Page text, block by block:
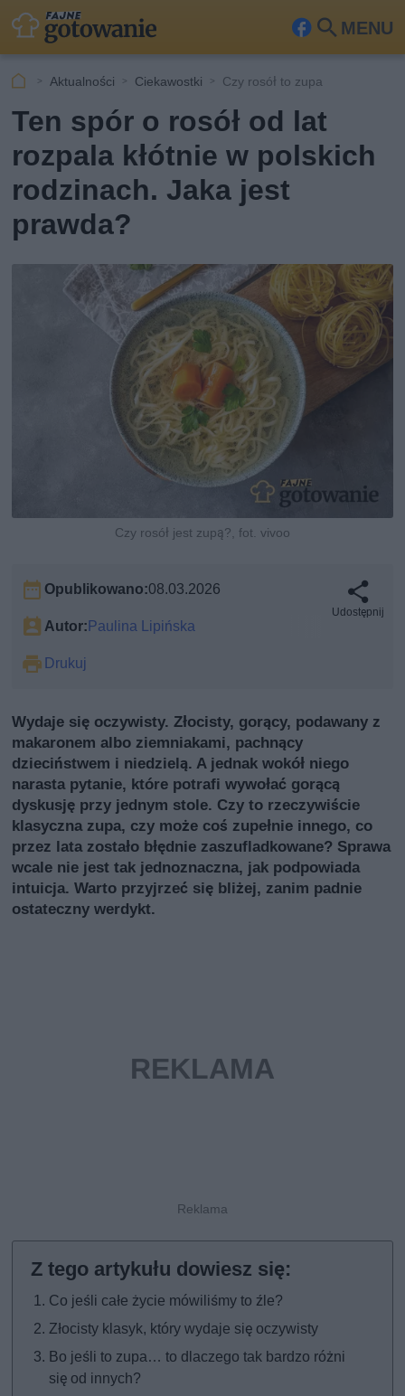
MENU
Fa
ook
Szu
Aktualności Ciekawostki Czy rosół to zupa
Ten spór o rosół od lat
rozpala kłótnie w polskich
rodzinach. Jaka jest
prawda?
Czy rosół jest zupą?, fot. vivoo
Opublikowano:08.03.2026
Autor:Paulina Lipińska
Drukuj
Udostępnij
Wydaje się oczywisty. Złocisty, gorący, podawany z
makaronem albo ziemniakami, pachnący
dzieciństwem i niedzielą. A jednak wokół niego
narasta pytanie, które potrafi wywołać gorącą
dyskusję przy jednym stole. Czy to rzeczywiście
klasyczna zupa, czy może coś zupełnie innego, co
przez lata zostało błędnie zaszufladkowane? Sprawa
wcale nie jest tak jednoznaczna, jak podpowiada
intuicja. Warto przyjrzeć się bliżej, zanim padnie
ostateczny werdykt.
Co jeśli całe życie mówiliśmy to źle?
Złocisty klasyk, który wydaje się oczywisty
Bo jeśli to zupa… to dlaczego tak bardzo różni
się od innych?